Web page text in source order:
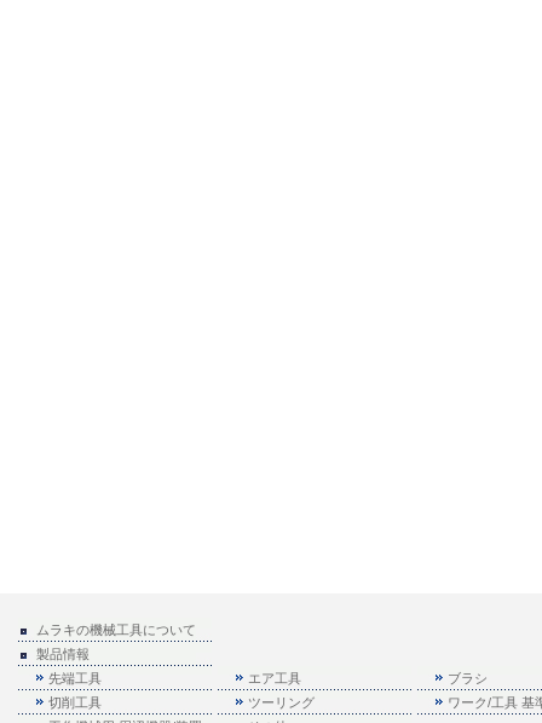
ムラキの機械工具について
製品情報
先端工具
エア工具
ブラシ
切削工具
ツーリング
ワーク/工具 基